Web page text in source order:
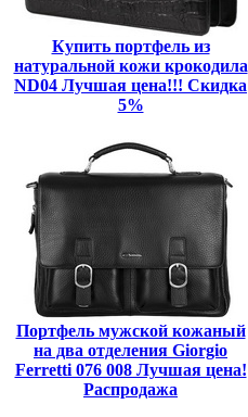
Купить портфель из
натуральной кожи крокодила
ND04 Лучшая цена!!! Скидка
5%
Портфель мужской кожаный
на два отделения Giorgio
Ferretti 076 008 Лучшая цена!
Распродажа